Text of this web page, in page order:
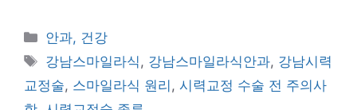
카
테
리
안과, 건강
태
그
강남스마일라식, 강남스마일라식안과, 강남시력
교정술, 스마일라식 원리 , 시력교정 수술 전 주의사